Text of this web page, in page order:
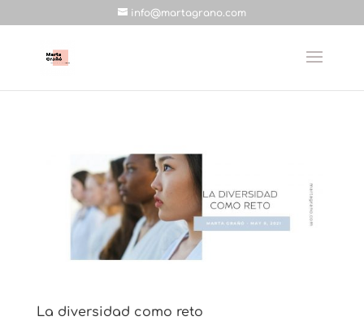
info@martagrano.com
La diversidad como reto